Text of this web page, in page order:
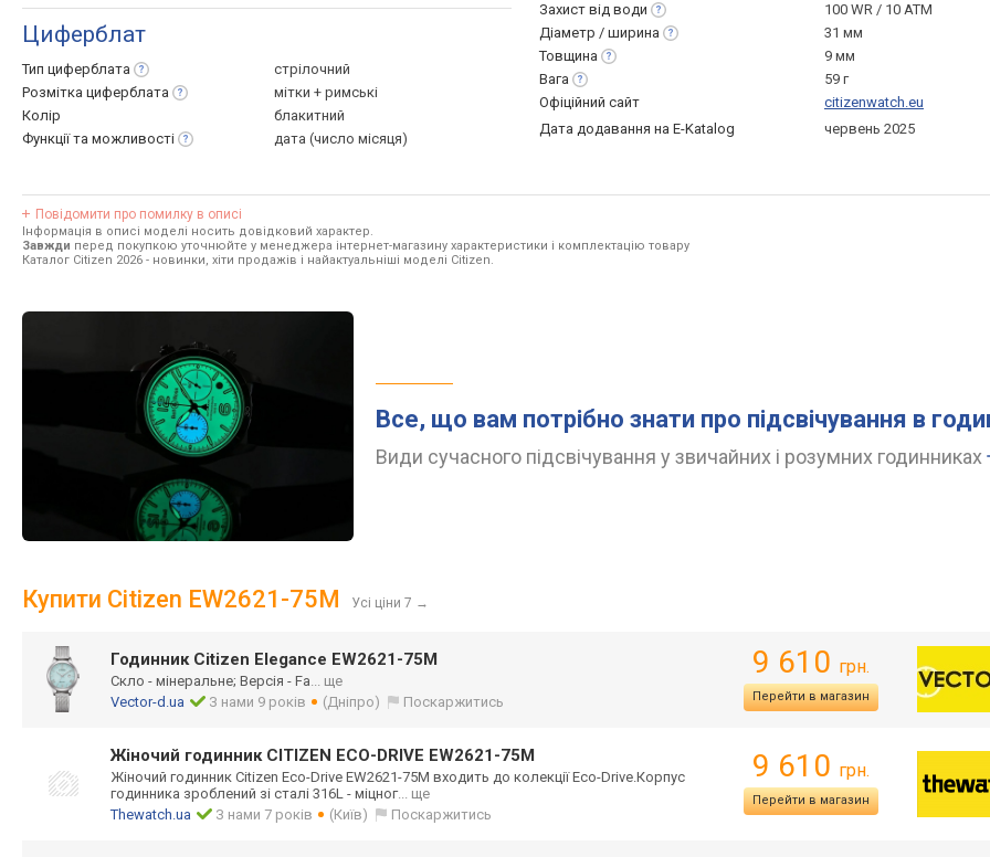
Циферблат
Тип циферблата
стрілочний
Розмітка циферблата
мітки + римські
Колір
блакитний
Функції та можливості дата (число місяця)
Захист від води
100 WR / 10 ATM
Діаметр / ширина
31 мм
Товщина
9 мм
Вага
59 г
Офіційний сайт
citizenwatch.eu
Дата додавання на E-Katalog
червень 2025
Повідомити про помилку в описі
Інформація в описі моделі носить довідковий характер.
Завжди перед покупкою уточнюйте у менеджера інтернет-магазину характеристики і комплектацію товару
Каталог Citizen 2026 - новинки, хіти продажів і найактуальніші моделі Citizen.
Все, що вам потрібно знати про підсвічування в
Види сучасного підсвічування у звичайних і розумних годинниках
Купити Citizen EW2621-75M Усі ціни 7 →
Годинник Citizen Elegance EW2621-75M
Скло - мінеральне; Версія - Fa... ще
Vector-d.ua
З нами 9 років (Дніпро) Поскаржитись
9 610 грн.
Перейти в магазин
Жіночий годинник CITIZEN ECO-DRIVE EW2621-75M
Жіночий годинник Citizen Eco-Drive EW2621-75M входить до колекції Eco-Drive.Корпус
годинника зроблений зі сталі 316L - міцног... ще
Thewatch.ua
З нами 7 років (Київ) Поскаржитись
9 610 грн.
Перейти в магазин